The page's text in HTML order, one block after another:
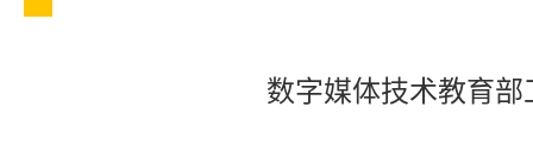
数字媒体技术教育